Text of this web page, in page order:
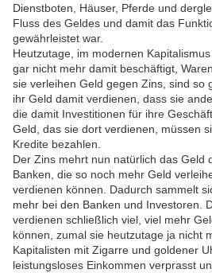
Dienstboten, Häuser, Pferde und
Fluss des Geldes und damit das
gewährleistet war.
Heutzutage, im modernen
gar nicht mehr damit beschäftigt,
sie verleihen Geld gegen Zins, sind so
ihr Geld damit verdienen, dass sie
die damit Investitionen für ihre
Geld, das sie dort verdienen, müssen
Kredite bezahlen.
Der Zins mehrt nun natürlich das Geld
Banken, die so noch mehr Geld
verdienen können. Dadurch sammelt
mehr bei den Banken und Investoren.
verdienen schließlich viel, viel mehr
können, zumal sie heutzutage ja nicht
Kapitalisten mit Zigarre und goldener
leistungsloses Einkommen verprasst